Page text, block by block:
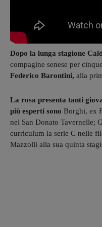
Dopo la lunga stagione
compagine senese per
Federico Barontini, alla
La rosa presenta tanti
più esperti sono Borghi, ex
nel San Donato Tavernelle;
curriculum la serie C nelle
Mazzolli alla sua quinta